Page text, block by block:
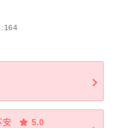
164
安
5.0